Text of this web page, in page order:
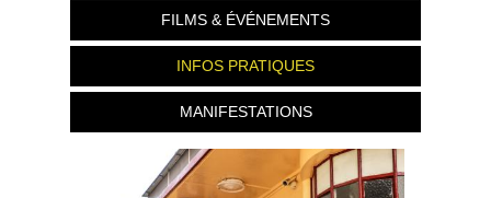
FILMS & ÉVÉNEMENTS
INFOS PRATIQUES
MANIFESTATIONS